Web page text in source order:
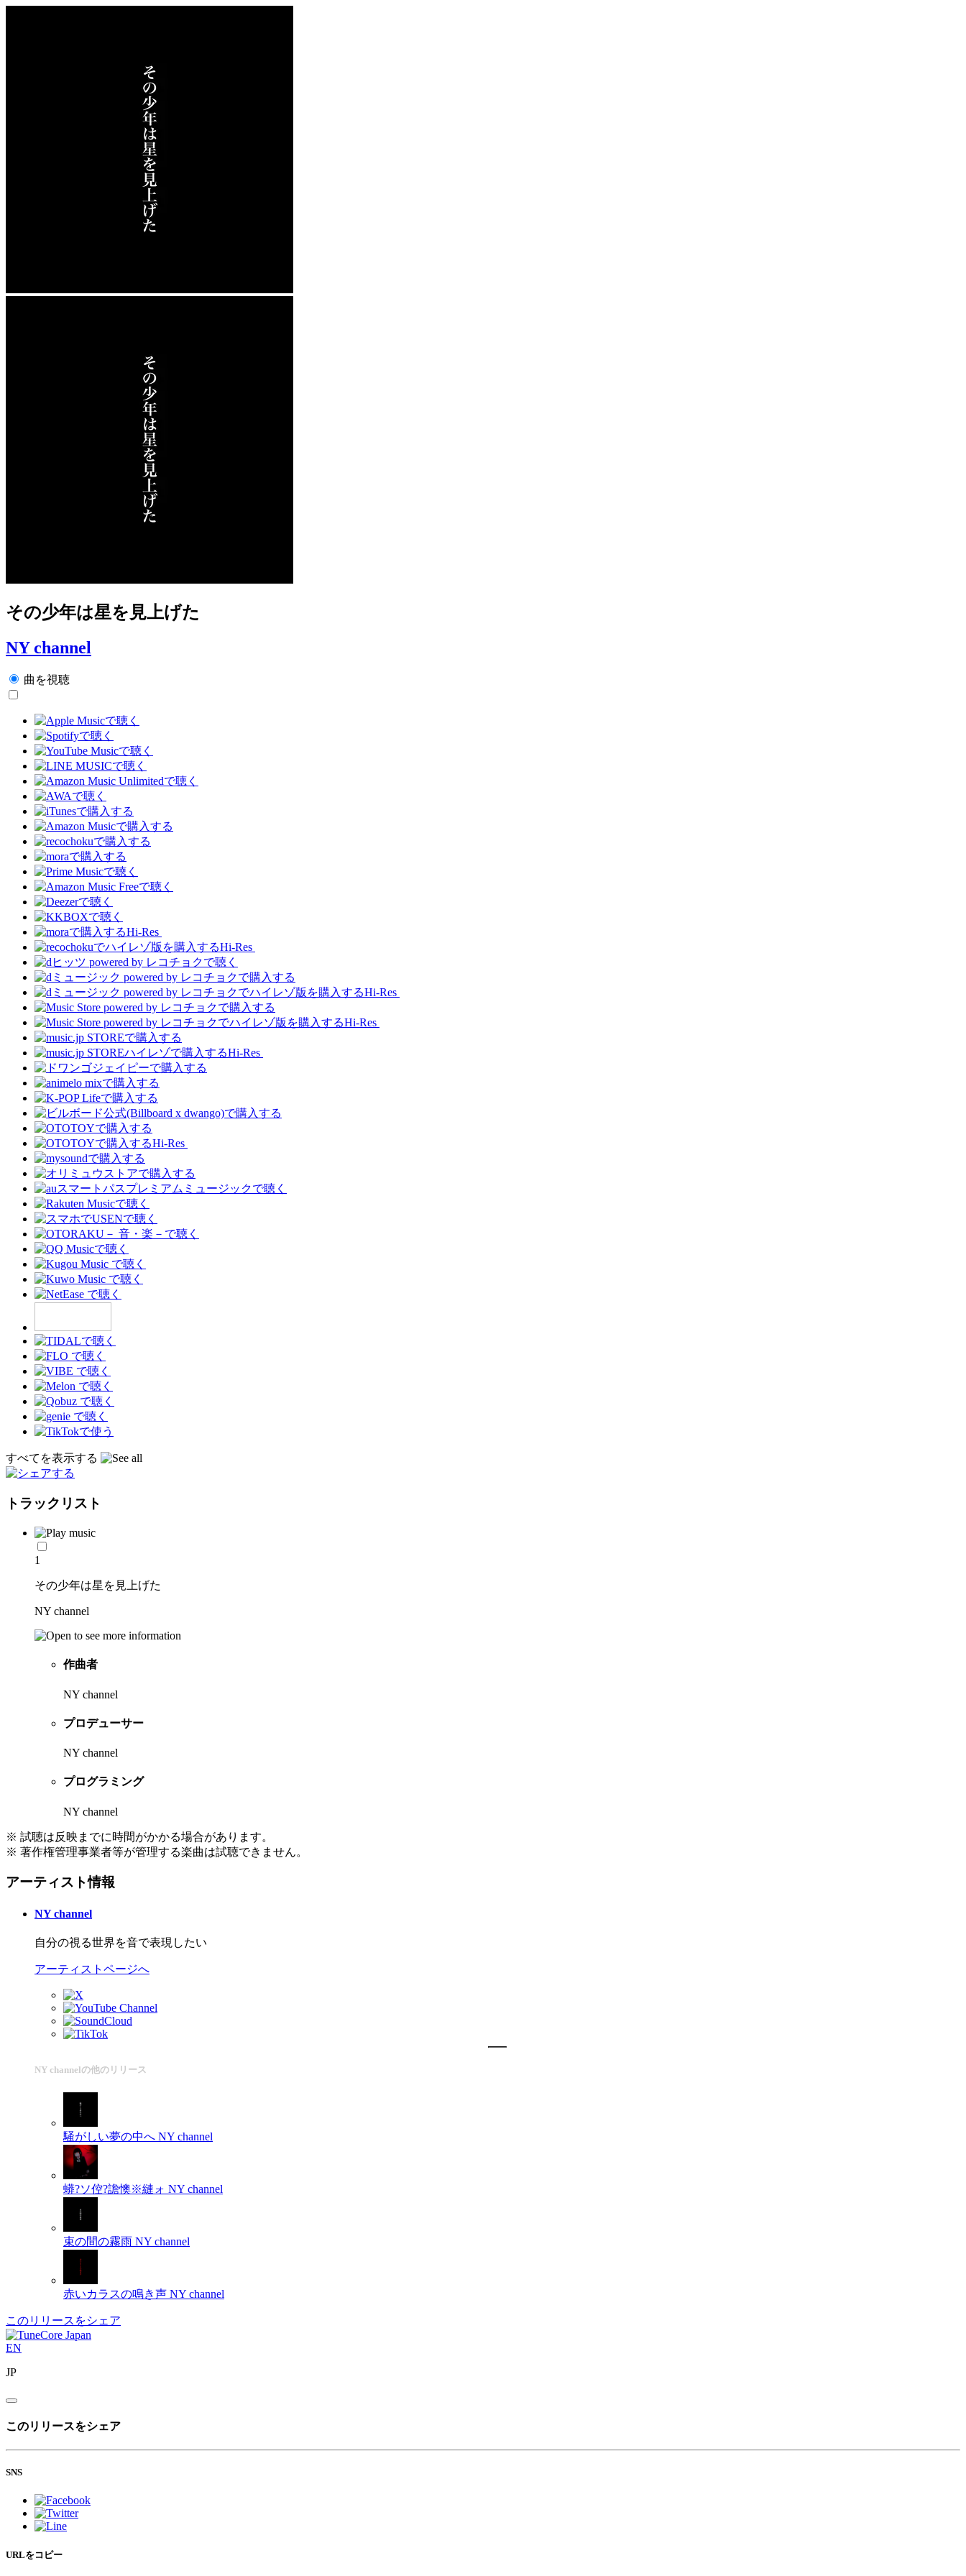
その少年は星を見上げた
NY channel
曲を視聴
Hi-Res
Hi-Res
Hi-Res
Hi-Res
Hi-Res
Hi-Res
すべてを表示する
トラックリスト
1
その少年は星を見上げた
NY channel
作曲者
NY channel
プロデューサー
NY channel
プログラミング
NY channel
※ 試聴は反映までに時間がかかる場合があります。
※ 著作権管理事業者等が管理する楽曲は試聴できません。
アーティスト情報
NY channel
自分の視る世界を音で表現したい
アーティストページへ
NY channelの他のリリース
騒がしい夢の中へ NY channel
蟒?ソ倥?譫懊※縺ォ NY channel
束の間の霧雨 NY channel
赤いカラスの鳴き声 NY channel
このリリースをシェア
EN
JP
このリリースをシェア
SNS
URLをコピー